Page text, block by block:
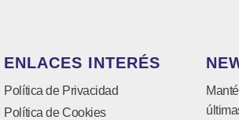
ENLACES INTERÉS
Política de Privacidad
Política de Cookies